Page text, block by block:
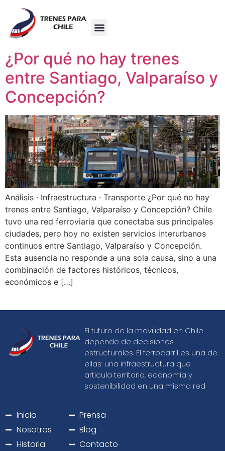
¿Por qué no hay trenes
entre Santiago, Valparaíso y
Concepción?
Análisis · Infraestructura · Transporte ¿Por qué no hay
trenes entre Santiago, Valparaíso y Concepción? Chile
tuvo una red ferroviaria que conectaba sus principales
ciudades, pero hoy no existen servicios interurbanos
continuos entre Santiago, Valparaíso y Concepción.
Esta ausencia no responde a una sola causa, sino a una
combinación de factores históricos, técnicos,
económicos e […]
El futuro de la movilidad en Chile
depende de decisiones
estructurales. El ferrocarril es una de
ellas: una infraestructura que
articula territorio, economía y
sostenibilidad en una misma red
Inicio
Nosotros
Historia
Prensa
Blog
Contacto